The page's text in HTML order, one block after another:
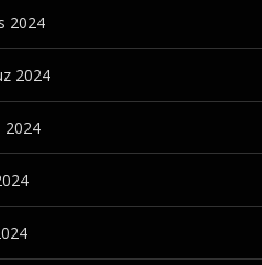
2024
2024
2024